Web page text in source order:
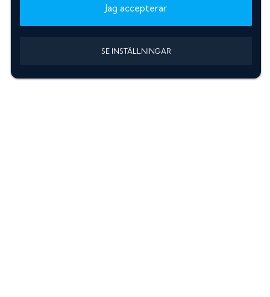
Jag accepterar
SE INSTÄLLNINGAR